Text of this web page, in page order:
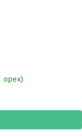
орех)